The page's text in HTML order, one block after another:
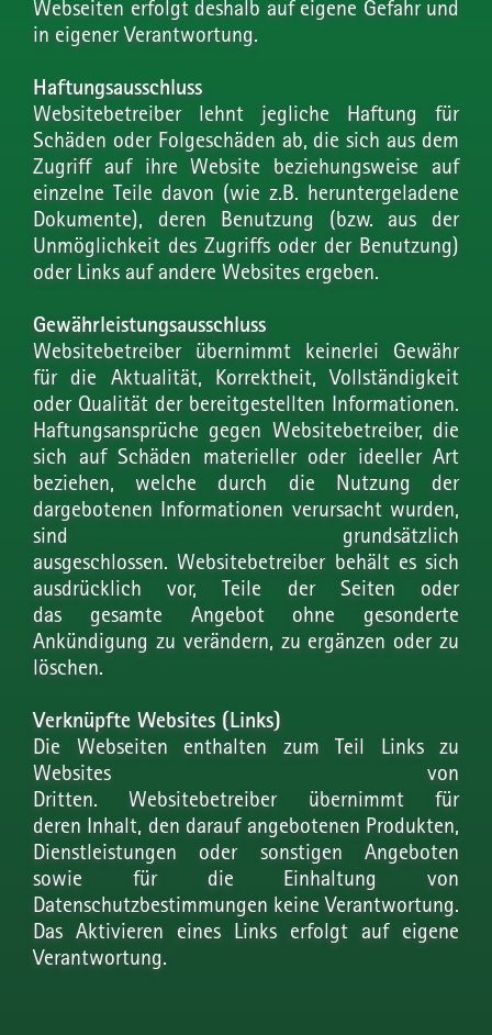
Webseiten erfolgt deshalb auf eigene Gefahr und
in eigener Verantwortung.
Haftungsausschluss
Websitebetreiber lehnt jegliche Haftung für
Schäden oder Folgeschäden ab, die sich aus dem
Zugriff auf ihre Website beziehungsweise auf
einzelne Teile davon (wie z.B. heruntergeladene
Dokumente), deren Benutzung (bzw. aus der
Unmöglichkeit des Zugriffs oder der Benutzung)
oder Links auf andere Websites ergeben.
Gewährleistungsausschluss
Websitebetreiber übernimmt keinerlei Gewähr
für die Aktualität, Korrektheit, Vollständigkeit
oder Qualität der bereitgestellten Informationen.
Haftungsansprüche gegen Websitebetreiber, die
sich auf Schäden materieller oder ideeller Art
beziehen, welche durch die Nutzung der
dargebotenen Informationen verursacht wurden,
sind grundsätzlich
ausgeschlossen. Websitebetreiber behält es sich
ausdrücklich vor, Teile der Seiten oder
das gesamte Angebot ohne gesonderte
Ankündigung zu verändern, zu ergänzen oder zu
löschen.
Verknüpfte Websites (Links)
Die Webseiten enthalten zum Teil Links zu
Websites von
Dritten. Websitebetreiber übernimmt für
deren Inhalt, den darauf angebotenen Produkten,
Dienstleistungen oder sonstigen Angeboten
sowie für die Einhaltung von
Datenschutzbestimmungen keine Verantwortung.
Das Aktivieren eines Links erfolgt auf eigene
Verantwortung.